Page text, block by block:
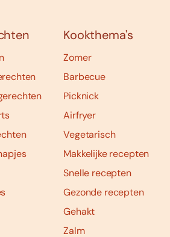
Kookthema's
Zomer
Barbecue
Picknick
Airfryer
Vegetarisch
Makkelijke recepten
Snelle recepten
Gezonde recepten
Gehakt
Zalm